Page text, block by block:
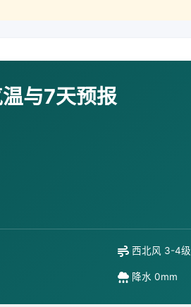
与7天预报
西北风 3-4级
降水 0mm